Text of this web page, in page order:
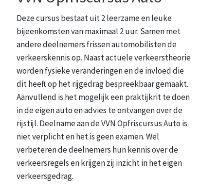
Deze cursus bestaat uit 2 leerzame en leuke
bijeenkomsten van maximaal 2 uur. Samen met
andere deelnemers frissen automobilisten de
verkeerskennis op. Naast actuele verkeerstheorie
worden fysieke veranderingen en de invloed die
dit heeft op het rijgedrag bespreekbaar gemaakt.
Aanvullend is het mogelijk een praktijkrit te doen
in de eigen auto en advies te ontvangen over de
rijstijl. Deelname aan de VVN Opfriscursus Auto is
niet verplicht en het is geen examen. Wel
verbeteren de deelnemers hun kennis over de
verkeersregels en krijgen zij inzicht in het eigen
verkeersgedrag.